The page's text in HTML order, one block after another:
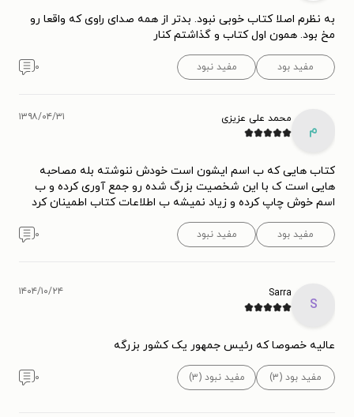
به نظرم اصلا کتاب خوبی نبود. بدتر از همه صدای راوی که واقعا رو
مخ بود. همون اول کتاب و گذاشتم کنار
مفید بود مفید نبود ۰
م
محمد علی عزیزی ۱۳۹۸/۰۴/۳۱
کتاب هایی که ب اسم ایشون است خودش ننوشته بله مصاحبه
هایی است ک با این شخصیت بزرگ شده رو جمع آوری کرده و ب
اسم خوش چاپ کرده و زیاد نمیشه ب اطلاعات کتاب اطمینان کرد
مفید بود مفید نبود ۰
S
Sarra ۱۴۰۴/۱۰/۲۴
عالیه خصوصا که رئیس جمهور یک کشور بزرگه
مفید بود (۳) مفید نبود (۳) ۰